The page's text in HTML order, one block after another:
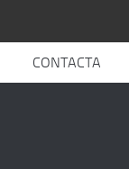
CONTACTA